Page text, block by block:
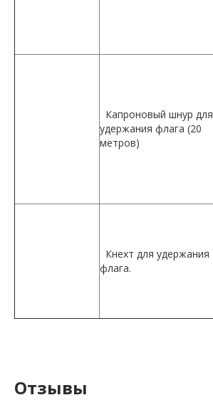
Капроновый шнур для
удержания флага (20
метров)
Кнехт для удержания
флага.
Отзывы